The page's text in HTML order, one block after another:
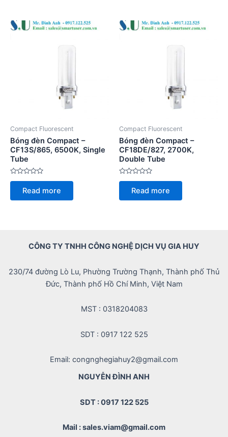
Compact Fluorescent
Bóng đèn Compact –
CF13S/865, 6500K, Single
Tube
Rated
of
Read more
Compact Fluorescent
Bóng đèn Compact –
CF18DE/827, 2700K,
Double Tube
Rated
of
Read more
CÔNG TY TNHH CÔNG NGHỆ DỊCH VỤ GIA HUY
230/74 đường Lò Lu, Phường Trường Thạnh, Thành phố Thủ
Đức, Thành phố Hồ Chí Minh, Việt Nam
MST : 0318204083
SDT : 0917 122 525
Email: congnghegiahuy2@gmail.com
NGUYỄN ĐÌNH ANH
SDT : 0917 122 525
Mail : sales.viam@gmail.com